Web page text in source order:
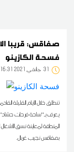
صفاقس: قريبا
فسحة الكازينو
31 16:31 2021 جانفي
تنطلق خلال الأيام القليلة
يعرف بـ''ساحة فرحات حشاد''
المنطقة لمعاينة نسق
بصفاقس نجيب غربال.